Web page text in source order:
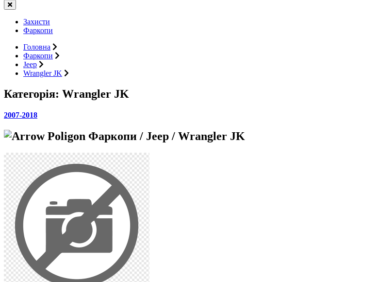
Захисти
Фаркопи
Головна
Фаркопи
Jeep
Wrangler JK
Категорія: Wrangler JK
2007-2018
Фаркопи / Jeep / Wrangler JK